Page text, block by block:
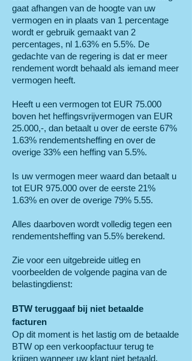
gaat afhangen van de hoogte van uw
vermogen en in plaats van 1 percentage
wordt er gebruik gemaakt van 2
percentages, nl 1.63% en 5.5%. De
gedachte van de regering is dat er meer
rendement wordt behaald als iemand meer
vermogen heeft.
Heeft u een vermogen tot EUR 75.000
boven het heffingsvrijvermogen van EUR
25.000,-, dan betaalt u over de eerste 67%
1.63% rendementsheffing en over de
overige 33% een heffing van 5.5%.
Is uw vermogen meer waard dan betaalt u
tot EUR 975.000 over de eerste 21%
1.63% en over de overige 79% 5.55.
Alles daarboven wordt volledig tegen een
rendementsheffing van 5.5% berekend.
Zie voor een uitgebreide uitleg en
voorbeelden de volgende pagina van de
belastingdienst:
BTW teruggaaf bij niet betaalde
facturen
Op dit moment is het lastig om de betaalde
BTW op een verkoopfactuur terug te
krijgen wanneer uw klant niet betaald.